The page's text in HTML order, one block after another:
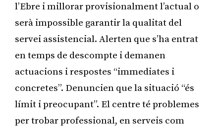
l’Ebre i millorar provisionalment l’actual o
serà impossible garantir la qualitat del
servei assistencial. Alerten que s’ha entrat
en temps de descompte i demanen
actuacions i respostes “immediates i
concretes”. Denuncien que la situació “és
límit i preocupant”. El centre té problemes
per trobar professional, en serveis com